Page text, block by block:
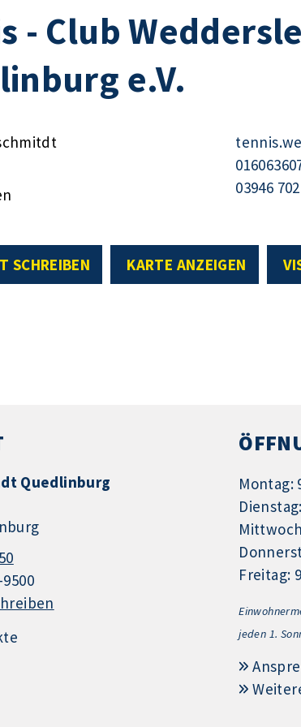
- Club
e.V.
03946
SCHREIBEN KARTE ANZEIGEN
Quedlinburg
Montag:
Freitag:
jeden 1.